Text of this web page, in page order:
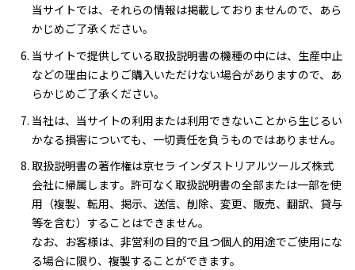
当サイトでは、それらの情報は掲載しておりませんので、あら
かじめご了承ください。
当サイトで提供している取扱説明書の機種の中には、生産中止
などの理由によりご購入いただけない場合がありますので、あ
らかじめご了承ください。
当社は、当サイトの利用または利用できないことから生じるい
かなる損害についても、一切責任を負うものではありません。
取扱説明書の著作権は京セラ インダストリアルツールズ株式
会社に帰属します。許可なく取扱説明書の全部または一部を使
用（複製、転用、掲示、送信、削除、変更、販売、翻訳、貸与
等を含む）することはできません。
なお、お客様は、非営利の目的で且つ個人的用途でご使用にな
る場合に限り、複製することができます。